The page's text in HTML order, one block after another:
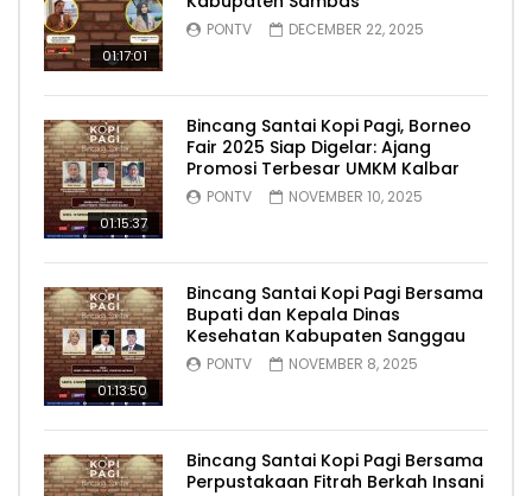
01:17:01
PONTV DECEMBER 22, 2025
01:15:37
Bincang Santai Kopi Pagi, Borneo
Fair 2025 Siap Digelar: Ajang
Promosi Terbesar UMKM Kalbar
PONTV NOVEMBER 10, 2025
01:13:50
Bincang Santai Kopi Pagi Bersama
Bupati dan Kepala Dinas
Kesehatan Kabupaten Sanggau
PONTV NOVEMBER 8, 2025
Bincang Santai Kopi Pagi Bersama
Perpustakaan Fitrah Berkah Insani